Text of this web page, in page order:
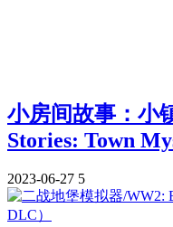
小房间故事：小
Stories: Town
2023-06-27 5